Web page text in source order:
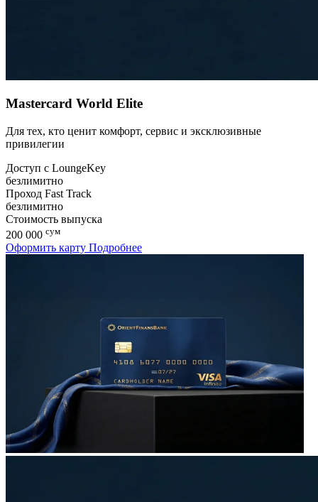
Mastercard World Elite
Для тех, кто ценит комфорт, сервис и эксклюзивные
привилегии
Доступ с LoungeKey
безлимитно
Проход Fast Track
безлимитно
Стоимость выпуска
200 000 сум
Оформить карту Подробнее